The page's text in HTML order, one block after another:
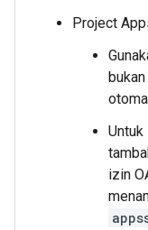
Project
Untuk
izin